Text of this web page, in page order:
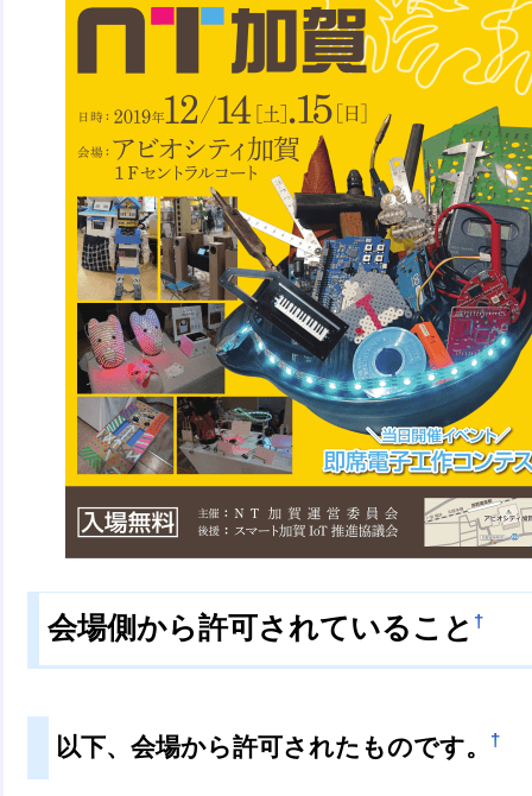
会場側から許可されていること †
以下、会場から許可されたものです。 †